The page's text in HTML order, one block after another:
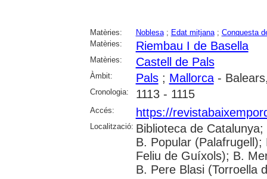
Matèries: Noblesa; Edat mitjana; Conquesta
Matèries:
Riembau I de Basella
Matèries: Castell de Pals
Àmbit: Pals; Mallorca-
Cronologia: 1113 - 1115
Accés: https://
Localització: Biblioteca de
B. Popular
Feliu de Guíxols); B.
B. Pere Blasi (Torroella